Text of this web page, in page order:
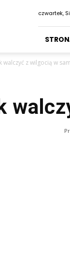
czwartek,
walczyć z wilgocią w